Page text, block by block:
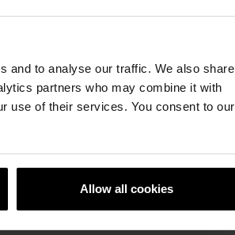
and to analyse our traffic. We also share
partners who may combine it with
use of their services. You consent to our
Allow all cookies